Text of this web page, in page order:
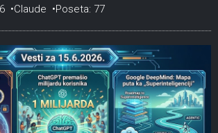
Claude Poseta: 77